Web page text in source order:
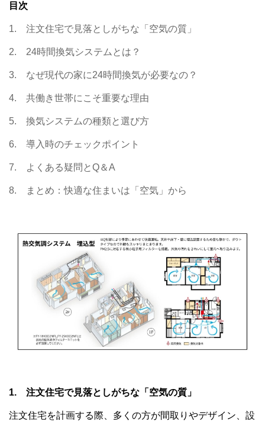
目次
1. 注文住宅で見落としがちな「空気の質」
2. 24時間換気システムとは？
3. なぜ現代の家に24時間換気が必要なの？
4. 共働き世帯にこそ重要な理由
5. 換気システムの種類と選び方
6. 導入時のチェックポイント
7. よくある疑問とQ＆A
8. まとめ：快適な住まいは「空気」から
1. 注文住宅で見落としがちな「空気の質」
注文住宅を計画する際、多くの方が間取りやデザイン、設